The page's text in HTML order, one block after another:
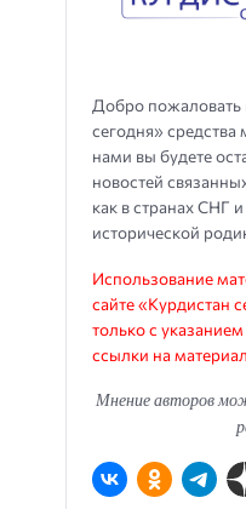
Добро пожаловать
сегодня»
нами вы будете
новостей
как в странах СНГ
исторической
Использование
сайте «Курдистан
только с
ссылки на
Мнение авторов